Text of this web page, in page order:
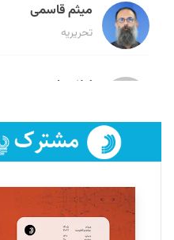
میثم قاسمی
تحریریه
لیلا حنارود
فائزه فتحی رستمی
تحریریه